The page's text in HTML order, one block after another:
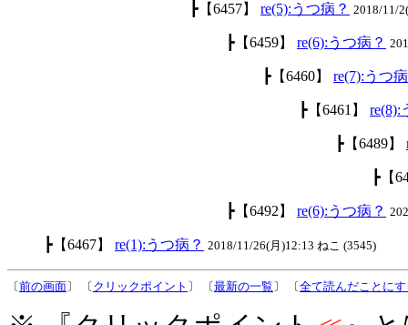
┣【6457】 re(5):うつ病？ 2018/11/
┣【6459】 re(6):うつ病？
┣【6460】 re(7):うつ
┣【6461】 re(8):
┣【6489】
┣【
┣【6492】 re(6):うつ病？
┣【6467】 re(1):うつ病？ 2018/11/26(月)12:13 ねこ (3545)
〔前の画面〕 〔 クリックポイント 〕 〔最新の一覧 〕 〔全て読んだことに